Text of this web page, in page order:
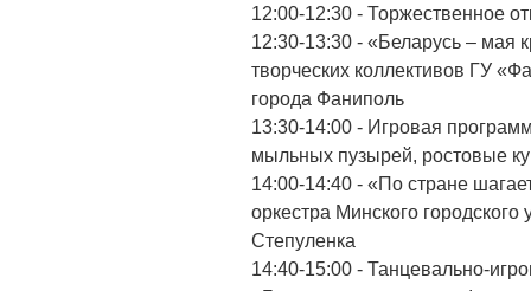
12:00-12:30 - Торжественное
12:30-13:30 - «Беларусь – мая
творческих коллективов ГУ
города Фаниполь
13:30-14:00 - Игровая
мыльных пузырей, ростовые
14:00-14:40 - «По стране
оркестра Минского
Степуленка
14:40-15:00 - Танцевально-